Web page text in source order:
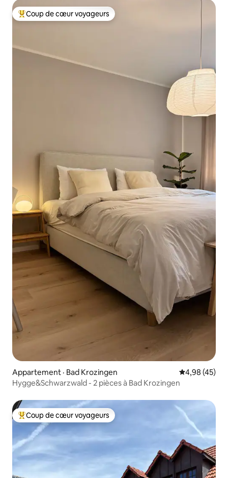
Coup de cœur voyageurs parmi les plus aimés
Coup de cœur voyageurs
Appartement · Bad Krozingen Note
4,98 (45)
Hygge&Schwarzwald - 2 pièces à Bad Krozingen
Coup de cœur voyageurs parmi les plus aimés
Coup de cœur voyageurs